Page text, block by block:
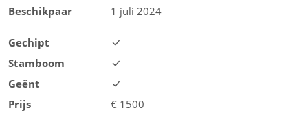
Beschikpaar
1 juli 2024
Gechipt
Stamboom
Geënt
Prijs
€ 1500